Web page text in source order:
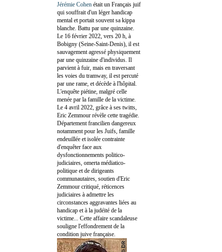
Jérémie Cohen était un Français juif
qui souffrait d'un léger handicap
mental et portait souvent sa kippa
blanche. Battu par une quinzaine.
Le 16 février 2022, vers 20 h, à
Bobigny (Seine-Saint-Denis), il est
sauvagement agressé physiquement
par une quinzaine d'individus. Il
parvient à fuir, mais en traversant
les voies du tramway, il est percuté
par une rame, et décède à l'hôpital.
L'enquête piétine, malgré celle
menée par la famille de la victime.
Le 4 avril 2022, grâce à ses twitts,
Eric Zemmour révèle cette tragédie.
Département francilien dangereux
notamment pour les Juifs, famille
endeuillée et isolée contrainte
d'enquêter face aux
dysfonctionnements politico-
judiciaires, omerta médiatico-
politique et de dirigeants
communautaires, soutien d'Eric
Zemmour critiqué, réticences
judiciaires à admettre les
circonstances aggravantes liées au
handicap et à la judéité de la
victime... Cette affaire scandaleuse
souligne l'effondrement de la
condition juive française.